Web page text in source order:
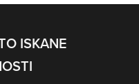
ISKANE